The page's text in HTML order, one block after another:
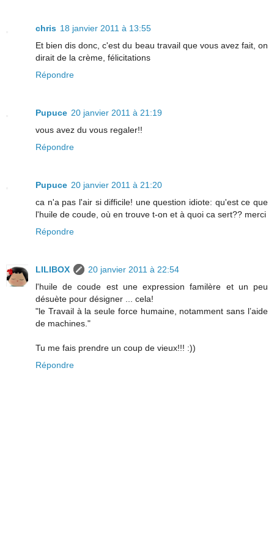
chris 18 janvier 2011 à 13:55
Et bien dis donc, c'est du beau travail que vous avez fait, on
dirait de la crème, félicitations
Répondre
Pupuce 20 janvier 2011 à 21:19
vous avez du vous regaler!!
Répondre
Pupuce 20 janvier 2011 à 21:20
ca n'a pas l'air si difficile! une question idiote: qu'est ce que
l'huile de coude, où en trouve t-on et à quoi ca sert?? merci
Répondre
LILIBOX
20 janvier 2011 à 22:54
l'huile de coude est une expression familère et un peu
désuète pour désigner ... cela!
"le Travail à la seule force humaine, notamment sans l’aide
de machines."
Tu me fais prendre un coup de vieux!!! :))
Répondre